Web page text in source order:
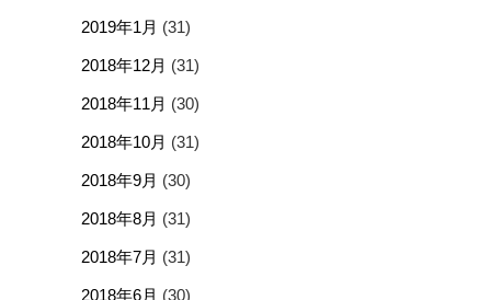
2019年1月 (31)
2018年12月 (31)
2018年11月 (30)
2018年10月 (31)
2018年9月 (30)
2018年8月 (31)
2018年7月 (31)
2018年6月 (30)